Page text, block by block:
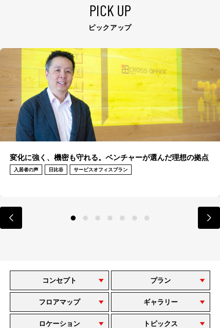
PICK UP
ピックアップ
多様化する働き方に柔軟に対応できるオフィス
入居者の声 日比谷 サービスオフィスプラン
コンセプト プラン
フロアマップ ギャラリー
ロケーション トピックス